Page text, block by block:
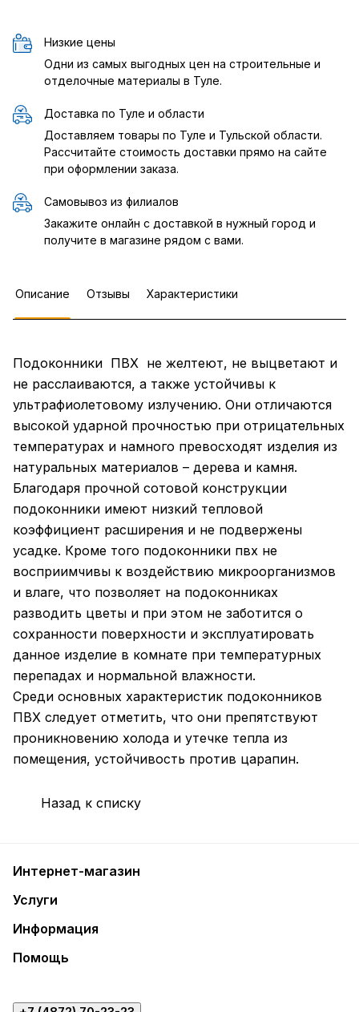
Низкие цены
Одни из самых выгодных цен на строительные и
отделочные материалы в Туле.
Доставка по Туле и области
Доставляем товары по Туле и Тульской области.
Рассчитайте стоимость доставки прямо на сайте
при оформлении заказа.
Самовывоз из филиалов
Закажите онлайн с доставкой в нужный город и
получите в магазине рядом с вами.
Описание Отзывы Характеристики
Подоконники ПВХ не желтеют, не выцветают и
не расслаиваются, а также устойчивы к
ультрафиолетовому излучению. Они отличаются
высокой ударной прочностью при отрицательных
температурах и намного превосходят изделия из
натуральных материалов – дерева и камня.
Благодаря прочной сотовой конструкции
подоконники имеют низкий тепловой
коэффициент расширения и не подвержены
усадке. Кроме того подоконники пвх не
восприимчивы к воздействию микроорганизмов
и влаге, что позволяет на подоконниках
разводить цветы и при этом не заботится о
сохранности поверхности и эксплуатировать
данное изделие в комнате при температурных
перепадах и нормальной влажности.
Среди основных характеристик подоконников
ПВХ следует отметить, что они препятствуют
проникновению холода и утечке тепла из
помещения, устойчивость против царапин.
Назад к списку
Интернет-магазин
Услуги
Информация
Помощь